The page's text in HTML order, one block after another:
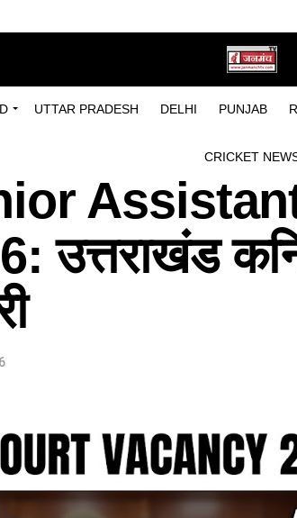
UTTAR PRADESH DELHI PUNJAB
CRICKET